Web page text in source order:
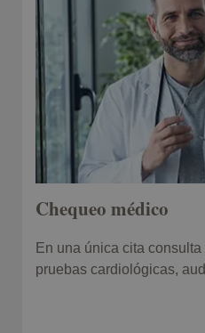
Chequeo médico
En una única cita
pruebas cardiológicas,